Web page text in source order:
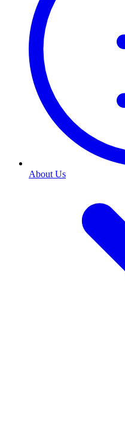
About Us